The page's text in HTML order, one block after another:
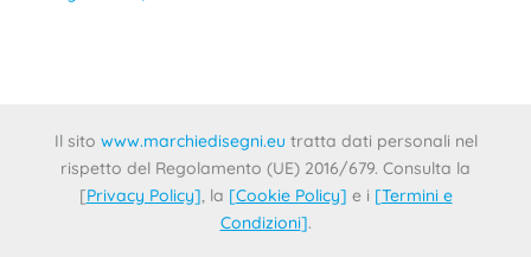
Il sito www.marchiedisegni.eu tratta dati personali nel
rispetto del Regolamento (UE) 2016/679. Consulta la
[Privacy Policy], la [Cookie Policy] e i [Termini e
Condizioni].